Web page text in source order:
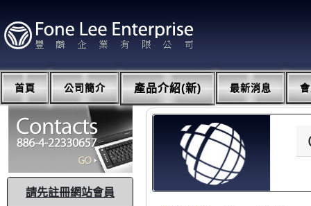
首頁 公司簡介 產品介紹(新) 最新消息
請先註冊網站會員